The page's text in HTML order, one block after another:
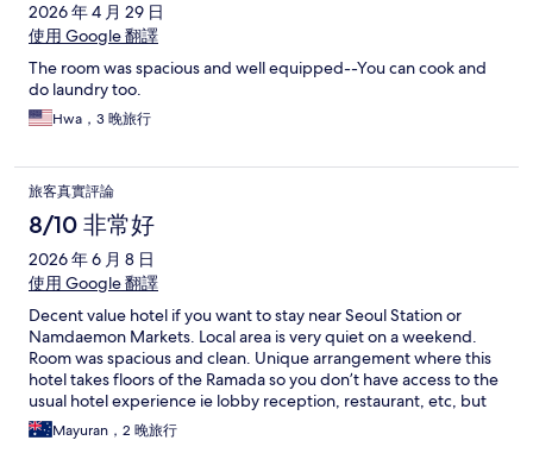
2026 年 4 月 29 日
使用 Google 翻譯
The room was spacious and well equipped--You can cook and
do laundry too.
Hwa，3 晚旅行
旅客真實評論
8/10 非常好
2026 年 6 月 8 日
使用 Google 翻譯
Decent value hotel if you want to stay near Seoul Station or
Namdaemon Markets. Local area is very quiet on a weekend.
Room was spacious and clean. Unique arrangement where this
hotel takes floors of the Ramada so you don’t have access to the
usual hotel experience ie lobby reception, restaurant, etc, but
this was fine for us.
Mayuran，2 晚旅行